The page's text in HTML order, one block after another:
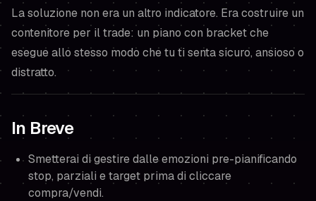
La soluzione non era un altro indicatore. Era costruire un
contenitore per il trade: un piano con bracket che
esegue allo stesso modo che tu ti senta sicuro, ansioso o
distratto.
In Breve
Smetterai di gestire dalle emozioni pre-pianificando
stop, parziali e target prima di cliccare
compra/vendi.